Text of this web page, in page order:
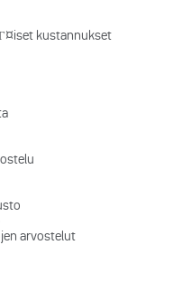
kustannukset
arvostelut